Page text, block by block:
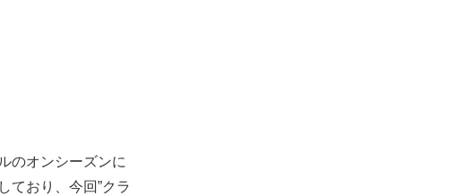
のオンシーズンに
ており、今回”クラ